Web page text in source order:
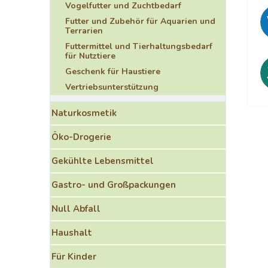
Vogelfutter und Zuchtbedarf
Futter und Zubehör für Aquarien und
Terrarien
Futtermittel und Tierhaltungsbedarf
für Nutztiere
Geschenk für Haustiere
Vertriebsunterstützung
Naturkosmetik
Öko-Drogerie
Gekühlte Lebensmittel
Gastro- und Großpackungen
Null Abfall
Haushalt
Für Kinder